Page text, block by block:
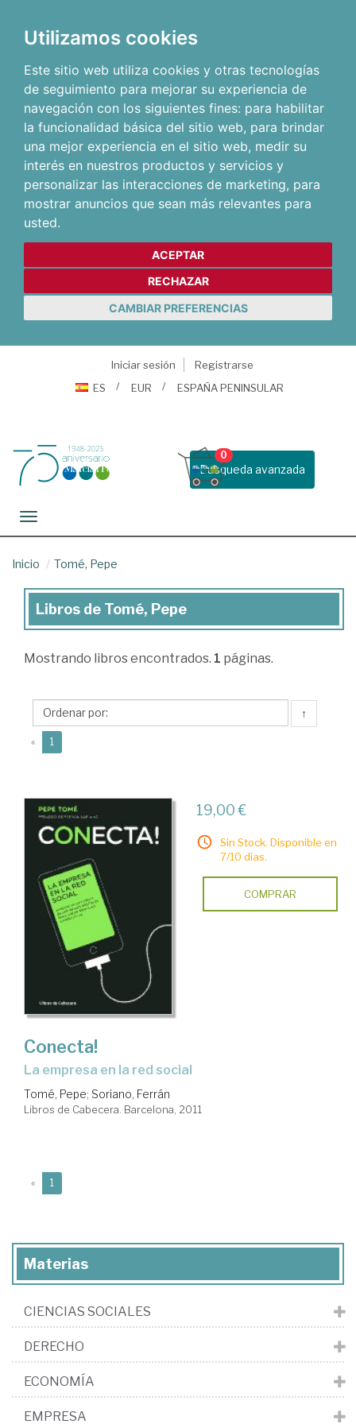
Utilizamos cookies
Este sitio web utiliza cookies y otras tecnologías
de seguimiento para mejorar su experiencia de
navegación con los siguientes fines: para habilitar
la funcionalidad básica del sitio web, para brindar
una mejor experiencia en el sitio web, medir su
interés en nuestros productos y servicios y
personalizar las interacciones de marketing, para
mostrar anuncios que sean más relevantes para
usted.
ACEPTAR
RECHAZAR
CAMBIAR PREFERENCIAS
Iniciar sesión
Registrarse
ES
EUR ESPAÑA PENINSULAR
Busqueda avanzada
0
Toggle navigation
Inicio Tomé, Pepe
Libros
Tomé,
Libros de Tomé, Pepe
Mostrando libros encontrados. 1 páginas.
↑
« 1
19,00 €
Sin Stock. Disponible en
7/10 días.
COMPRAR
Conecta!
la empresa en la red social
Tomé, Pepe; Soriano, Ferrán
Libros de Cabecera. Barcelona, 2011
« 1
Materias
CIENCIAS SOCIALES
DERECHO
ECONOMÍA
EMPRESA